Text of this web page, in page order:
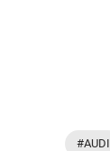
#AUDI